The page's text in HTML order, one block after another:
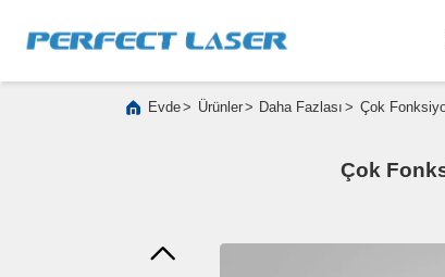
Evde> Ürünler> Daha Fazlası > Çok
Çok